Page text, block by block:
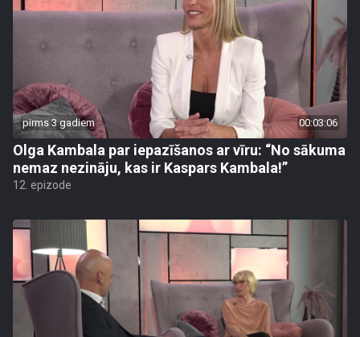
pirms 3 gadiem 00:03:06
Olga Kambala par iepazīšanos ar vīru: “No sākuma
nemaz nezināju, kas ir Kaspars Kambala!”
12. epizode